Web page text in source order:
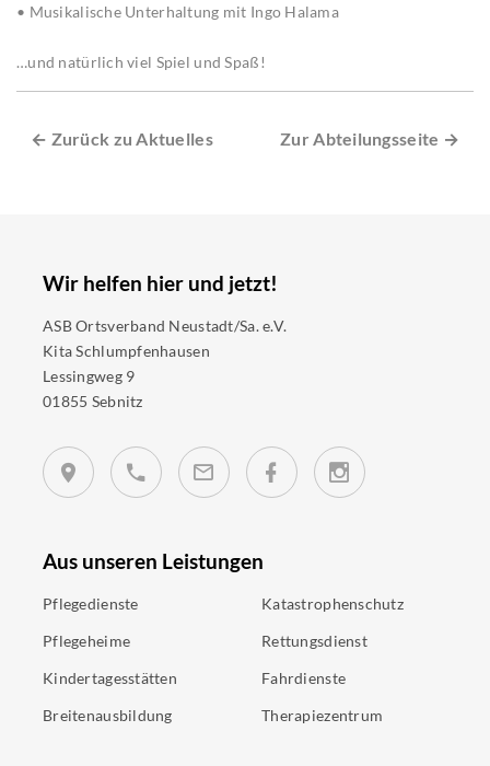
• Musikalische Unterhaltung mit Ingo Halama
…und natürlich viel Spiel und Spaß!
← Zurück zu Aktuelles Zur Abteilungsseite →
Wir helfen hier und jetzt!
ASB Ortsverband Neustadt/Sa. e.V.
Kita Schlumpfenhausen
Lessingweg 9
01855 Sebnitz
Aus unseren Leistungen
Pflegedienste
Pflegeheime
Kindertagesstätten
Breitenausbildung
Katastrophenschutz
Rettungsdienst
Fahrdienste
Therapiezentrum